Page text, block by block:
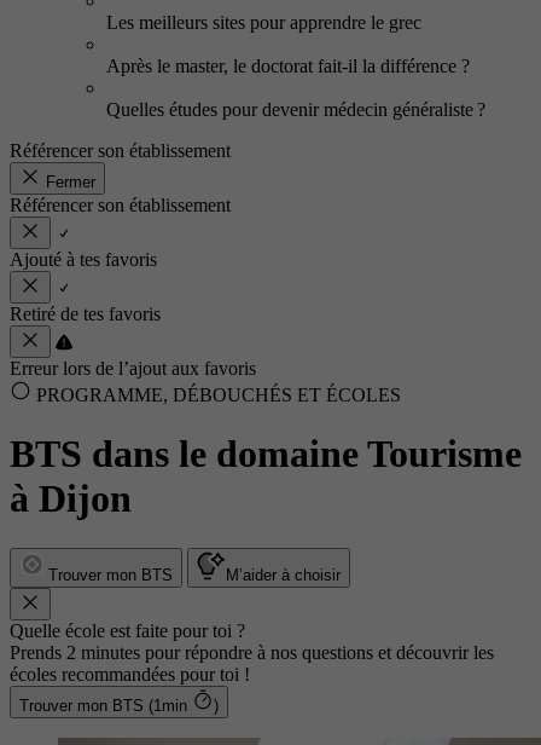
Les meilleurs sites pour apprendre le grec
Après le master, le doctorat fait-il la différence ?
Quelles études pour devenir médecin généraliste ?
Référencer son établissement
Fermer
Référencer son établissement
Ajouté à tes favoris
Retiré de tes favoris
Erreur lors de l’ajout aux favoris
PROGRAMME, DÉBOUCHÉS ET ÉCOLES
BTS dans le domaine Tourisme
à Dijon
Trouver mon BTS M’aider à choisir
Quelle école est faite pour toi ?
Prends 2 minutes pour répondre à nos questions et découvrir les
écoles recommandées pour toi !
Trouver mon BTS (1min )